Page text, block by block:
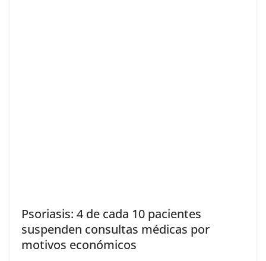
Psoriasis: 4 de cada 10 pacientes
suspenden consultas médicas por
motivos económicos